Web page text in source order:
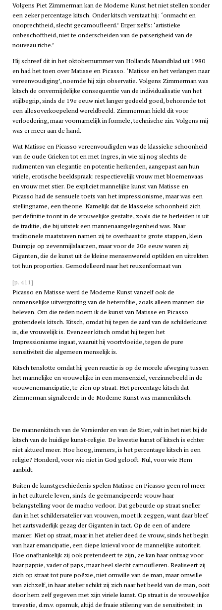
Volgens Piet Zimmerman kan de Moderne Kunst het niet stellen zonder
een zeker percentage kitsch. Onder kitsch verstaat hij: ‘onmacht en
onoprechtheid, slecht gecamoufleerd.’ Erger zelfs: ‘artistieke
onbeschoftheid, niet te onderscheiden van de patserigheid van de
nouveau riche.’
Hij schreef dit in het oktobernummer van Hollands Maandblad uit 1980
en had het toen over Matisse en Picasso. ‘Matisse en het verlangen naar
vereenvoudiging’, noemde hij zijn observatie. Volgens Zimmerman was
kitsch de onvermijdelijke consequentie van de individualisatie van het
stijlbegrip, sinds de 19e eeuw niet langer gedeeld goed, behorende tot
een allesoverkoepelend wereldbeeld. Zimmerman hield dit voor
verloedering, maar voornamelijk in formele, technische zin. Volgens mij
was er meer aan de hand.
Wat Matisse en Picasso vereenvoudigden was de klassieke schoonheid
van de oude Grieken tot en met Ingres, in wie zij nog slechts de
rudimenten van elegantie en potentie herkenden, aangepast aan hun
viriele, erotische beeldspraak: respectievelijk vrouw met bloemenvaas
en vrouw met stier. De expliciet mannelijke kunst van Matisse en
Picasso had de sensuele toets van het impressionisme, maar was een
stellingname, een theorie. Namelijk dat de klassieke schoonheid zich
per definitie toont in de vrouwelijke gestalte, zoals die te herleiden is uit
de traditie, die bij uitstek een mannenaangelegenheid was. Naar
traditionele maatstaven namen zij te overhaast te grote stappen, klein
Duimpje op zevenmijlslaarzen, maar voor de 20e eeuw waren zij
Giganten, die de kunst uit de kleine mensenwereld optilden en uitrekten
tot hun proporties. Gemodelleerd naar het reuzenformaat van
[p. 411]
Picasso en Matisse werd de Moderne Kunst vanzelf ook de
onmenselijke uitvergroting van de heterofilie, zoals alleen mannen die
beleven. Om die reden noem ik de kunst van Matisse en Picasso
grotendeels kitsch. Kitsch, omdat hij tegen de aard van de schilderkunst
is, die vrouwelijk is. Evenzeer kitsch omdat hij tegen het
Impressionisme ingaat, waaruit hij voortvloeide, tegen de pure
sensitiviteit die algemeen menselijk is.
Kitsch tenslotte omdat hij geen reactie is op de morele afweging tussen
het mannelijke en vrouwelijke in een mensenziel, verzinnebeeld in de
vrouwenemancipatie, te zien op straat. Het percentage kitsch dat
Zimmerman signaleerde in de Moderne Kunst was mannenkitsch.
De mannenkitsch van de Versierder en van de Stier, valt in het niet bij de
kitsch van de huidige kunst-religie. De kwestie kunst of kitsch is echter
niet aktueel meer. Hoe hoog, immers, is het percentage kitsch in een
religie? Honderd, voor wie niet in God gelooft. Nul, voor wie Hem
aanbidt.
Buiten de kunstgeschiedenis spelen Matisse en Picasso geen rol meer
in het culturele leven, sinds de geëmancipeerde vrouw haar
belangstelling voor de macho verloor. Dat gebeurde op straat sneller
dan in het schildersatelier van vrouwen, moet ik zeggen, want daar bleef
het aartsvaderlijk gezag der Giganten in tact. Op de een of andere
manier. Niet op straat, maar in het atelier deed de vrouw, sinds het begin
van haar emancipatie, een diepe knieval voor de mannelijke autoriteit.
Hoe onafhankelijk zij ook pretendeert te zijn, ze kan haar ontzag voor
haar pappie, vader of paps, maar heel slecht camoufleren. Realiseert zij
zich op straat tot pure poëzie, niet omwille van de man, maar omwille
van zichzelf, in haar atelier schikt zij zich naar het beeld van de man, ooit
door hem zelf gegeven met zijn viriele kunst. Op straat is de vrouwelijke
travestie, d.m.v. opsmuk, altijd de fraaie stilering van de sensitiviteit; in